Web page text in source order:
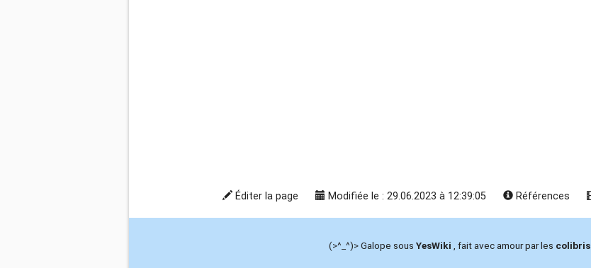
Éditer la page Modifiée le : 29.06.2023 à 12:39:05 Références
(>^_^)> Galope sous YesWiki , fait avec amour par les colibris